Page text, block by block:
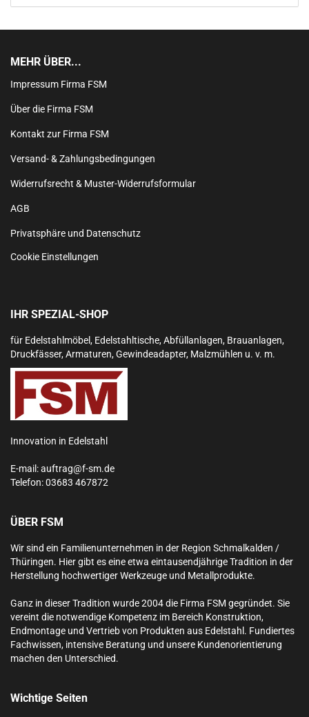
MEHR ÜBER...
Impressum Firma FSM
Über die Firma FSM
Kontakt zur Firma FSM
Versand- & Zahlungsbedingungen
Widerrufsrecht & Muster-Widerrufsformular
AGB
Privatsphäre und Datenschutz
Cookie Einstellungen
IHR SPEZIAL-SHOP
für Edelstahlmöbel, Edelstahltische, Abfüllanlagen, Brauanlagen,
Druckfässer, Armaturen, Gewindeadapter, Malzmühlen u. v. m.
Innovation in Edelstahl
E-mail:auftrag@f-sm.de
Telefon:03683 467872
ÜBER FSM
Wir sind ein Familienunternehmen in der Region Schmalkalden /
Thüringen. Hier gibt es eine etwa eintausendjährige Tradition in der
Herstellung hochwertiger Werkzeuge und Metallprodukte.
Ganz in dieser Tradition wurde 2004 die Firma FSM gegründet. Sie
vereint die notwendige Kompetenz im Bereich Konstruktion,
Endmontage und Vertrieb von Produkten aus Edelstahl. Fundiertes
Fachwissen, intensive Beratung und unsere Kundenorientierung
machen den Unterschied.
Wichtige Seiten